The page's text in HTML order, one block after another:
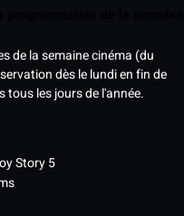
de la semaine cinéma (du
dès le lundi en fin de
tous les jours de l'année.
Story 5